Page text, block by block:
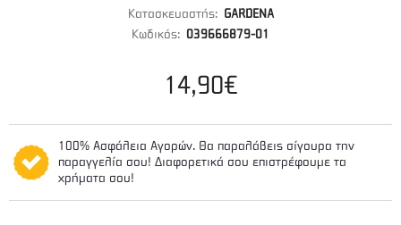
Κατασκευαστής: GARDENA
Κωδικός: 039666879-01
14,90€
100% Ασφάλεια Αγορών. Θα παραλάβεις σίγουρα την
παραγγελία σου! Διαφορετικά σου επιστρέφουμε τα
χρήματα σου!